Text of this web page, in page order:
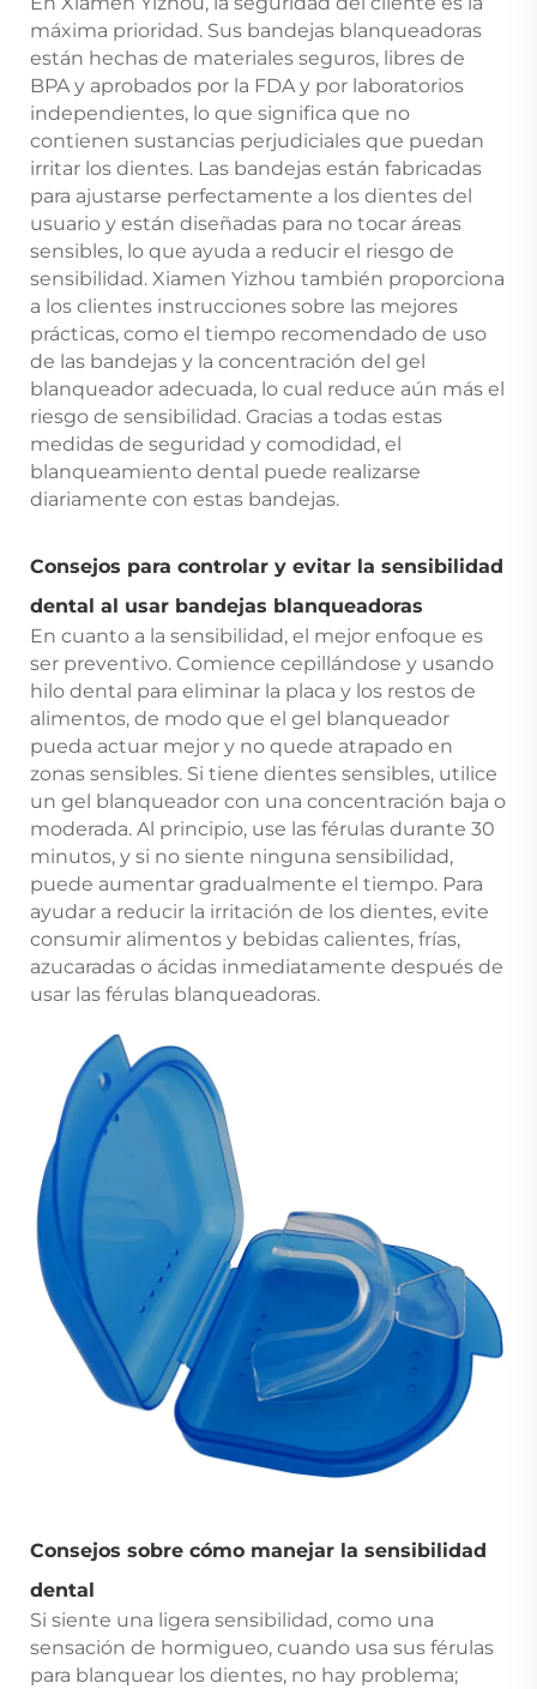
máxima prioridad. Sus bandejas blanqueadoras
están hechas de materiales seguros, libres de
BPA y aprobados por la FDA y por laboratorios
independientes, lo que significa que no
contienen sustancias perjudiciales que puedan
irritar los dientes. Las bandejas están fabricadas
para ajustarse perfectamente a los dientes del
usuario y están diseñadas para no tocar áreas
sensibles, lo que ayuda a reducir el riesgo de
sensibilidad. Xiamen Yizhou también proporciona
a los clientes instrucciones sobre las mejores
prácticas, como el tiempo recomendado de uso
de las bandejas y la concentración del gel
blanqueador adecuada, lo cual reduce aún más el
riesgo de sensibilidad. Gracias a todas estas
medidas de seguridad y comodidad, el
blanqueamiento dental puede realizarse
diariamente con estas bandejas.
Consejos para controlar y evitar la sensibilidad
dental al usar bandejas blanqueadoras
En cuanto a la sensibilidad, el mejor enfoque es
ser preventivo. Comience cepillándose y usando
hilo dental para eliminar la placa y los restos de
alimentos, de modo que el gel blanqueador
pueda actuar mejor y no quede atrapado en
zonas sensibles. Si tiene dientes sensibles, utilice
un gel blanqueador con una concentración baja o
moderada. Al principio, use las férulas durante 30
minutos, y si no siente ninguna sensibilidad,
puede aumentar gradualmente el tiempo. Para
ayudar a reducir la irritación de los dientes, evite
consumir alimentos y bebidas calientes, frías,
azucaradas o ácidas inmediatamente después de
usar las férulas blanqueadoras.
Consejos sobre cómo manejar la sensibilidad
dental
Si siente una ligera sensibilidad, como una
sensación de hormigueo, cuando usa sus férulas
para blanquear los dientes, no hay problema;